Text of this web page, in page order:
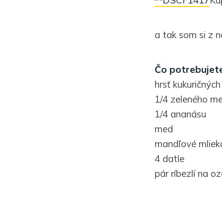
a tak som si z
Čo
hrsť
1/4 zeleného
1/4 ananásu
med
mandľové
4 datle
pár ríbezlí na